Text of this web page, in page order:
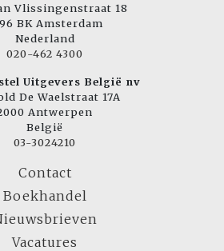
Vlissingenstraat 18
BK Amsterdam
Nederland
020-462 4300
Uitgevers België nv
De Waelstraat 17A
Antwerpen
België
03-3024210
Contact
Boekhandel
Vacatures